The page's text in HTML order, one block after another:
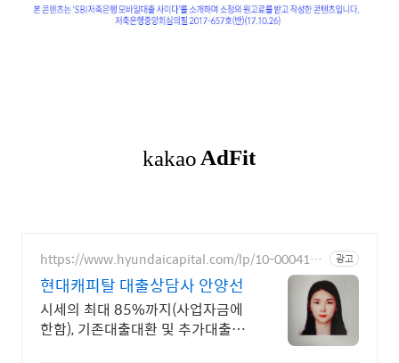
https://www.hyundaicapital.com/lp/10-0004151
5
광고
현대캐피탈 대출상담사 안양선
시세의 최대 85%까지(사업자금에
한함), 기존대출대환 및 추가대출가